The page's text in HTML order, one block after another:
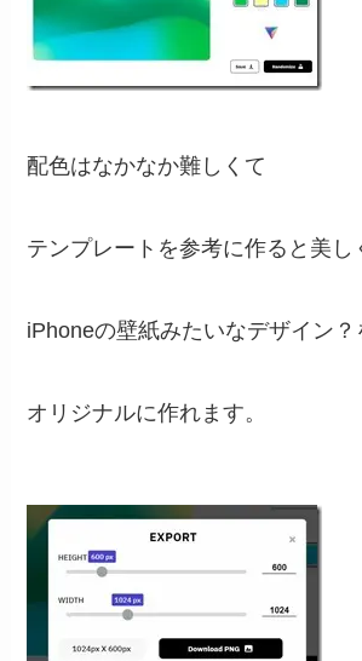
配色はなかなか難しくて
テンプレートを参考に作ると美し
iPhoneの壁紙みたいなデザイン？
オリジナルに作れます。